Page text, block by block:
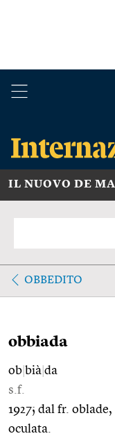
IL NUOVO DE
OBBEDITO
obbiada
ob bià da
s.f.
1927; dal fr.
oculata.